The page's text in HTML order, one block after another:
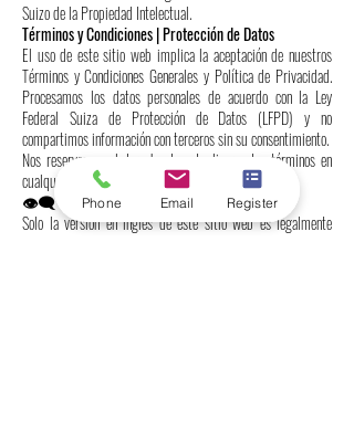
Suizo de la Propiedad Intelectual.
Términos y Condiciones | Protección de Datos
El uso de este sitio web implica la aceptación de nuestros
Términos y Condiciones Generales y Política de Privacidad.
Procesamos los datos personales de acuerdo con la Ley
Federal Suiza de Protección de Datos (LFPD) y no
compartimos información con terceros sin su consentimiento.
Nos reservamos el derecho de actualizar estos términos en
cualquier momento.
👁️‍🗨️ Versión en idioma autorizado
Solo la versión en inglés de este sitio web es legalmente
Phone Email Register